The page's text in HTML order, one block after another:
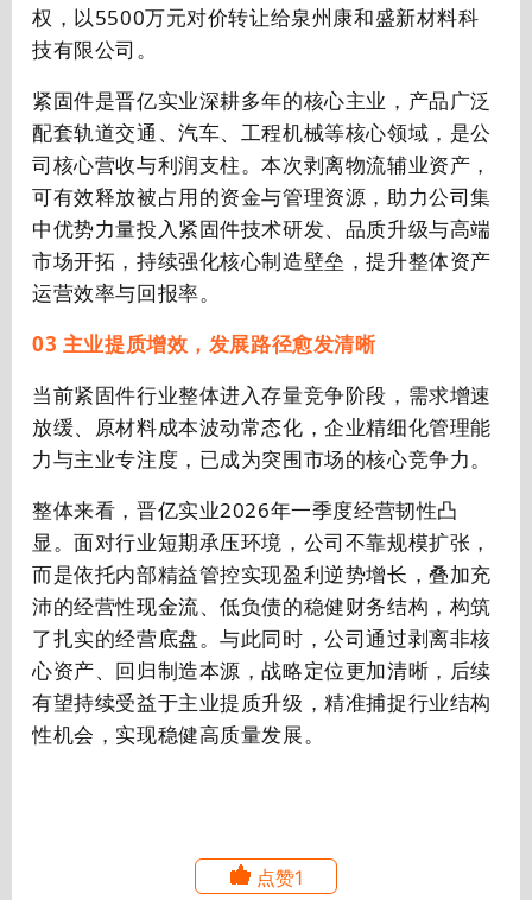
权，以5500万元对价转让给泉州康和盛新材料科
技有限公司。
紧固件是晋亿实业深耕多年的核心主业，产品广泛
配套轨道交通、汽车、工程机械等核心领域，是公
司核心营收与利润支柱。本次剥离物流辅业资产，
可有效释放被占用的资金与管理资源，助力公司集
中优势力量投入紧固件技术研发、品质升级与高端
市场开拓，持续强化核心制造壁垒，提升整体资产
运营效率与回报率。
03 主业提质增效，发展路径愈发清晰
当前紧固件行业整体进入存量竞争阶段，需求增速
放缓、原材料成本波动常态化，企业精细化管理能
力与主业专注度，已成为突围市场的核心竞争力。
整体来看，晋亿实业2026年一季度经营韧性凸
显。面对行业短期承压环境，公司不靠规模扩张，
而是依托内部精益管控实现盈利逆势增长，叠加充
沛的经营性现金流、低负债的稳健财务结构，构筑
了扎实的经营底盘。与此同时，公司通过剥离非核
心资产、回归制造本源，战略定位更加清晰，后续
有望持续受益于主业提质升级，精准捕捉行业结构
性机会，实现稳健高质量发展。
点赞1